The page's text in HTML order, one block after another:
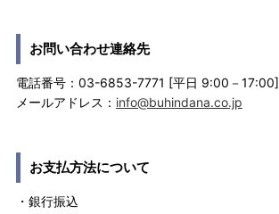
お問い合わせ連絡先
電話番号：03-6853-7771 [平日 9:00－17:00]
メールアドレス： info@buhindana.co.jp
お支払方法について
・銀行振込